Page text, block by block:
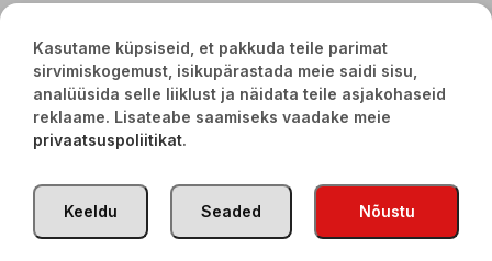
Kasutame küpsiseid, et pakkuda teile parimat
sirvimiskogemust, isikupärastada meie saidi sisu,
analüüsida selle liiklust ja näidata teile asjakohaseid
reklaame. Lisateabe saamiseks vaadake meie
privaatsuspoliitikat.
Nõustu
Seaded
Keeldu